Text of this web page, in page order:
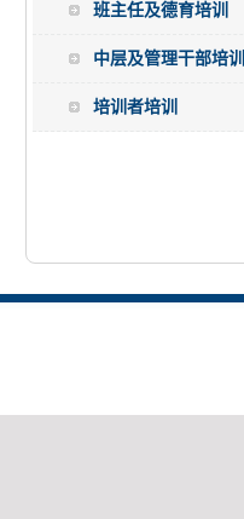
班主任及德育培训
中层及管理干部培训
培训者培训